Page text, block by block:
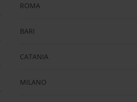
ROMA
BARI
CATANIA
MILANO